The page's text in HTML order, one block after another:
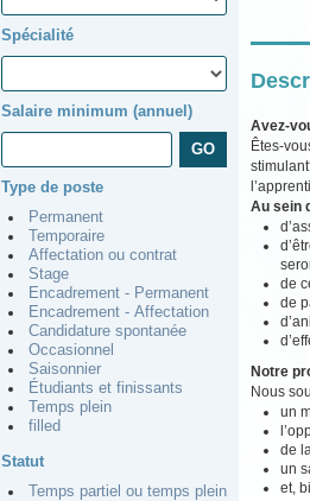
Spécialité
Salaire minimum (annuel)
Type de poste
Permanent
Temporaire
Affectation ou contrat
Stage
Encadrement - Permanent
Encadrement - Affectation
Candidature spontanée
Occasionnel
Saisonnier
Étudiants et finissants
Temps plein
filled
Statut
Temps partiel ou temps plein
Avez-
Êtes-
Au sein
de
de
Notre
Nous
un
de
un
et,